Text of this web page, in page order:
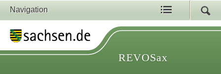
Navigation
REVOSax